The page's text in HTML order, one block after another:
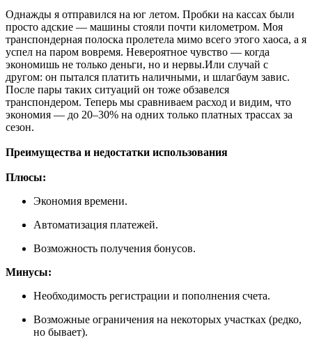
Однажды я отправился на юг летом. Пробки на кассах были
просто адские — машины стояли почти километром. Моя
транспондерная полоска пролетела мимо всего этого хаоса, а я
успел на паром вовремя. Невероятное чувство — когда
экономишь не только деньги, но и нервы.Или случай с
другом: он пытался платить наличными, и шлагбаум завис.
После пары таких ситуаций он тоже обзавелся
транспондером. Теперь мы сравниваем расход и видим, что
экономия — до 20–30% на одних только платных трассах за
сезон.
Преимущества и недостатки использования
Плюсы:
Экономия времени.
Автоматизация платежей.
Возможность получения бонусов.
Минусы:
Необходимость регистрации и пополнения счета.
Возможные ограничения на некоторых участках (редко,
но бывает).